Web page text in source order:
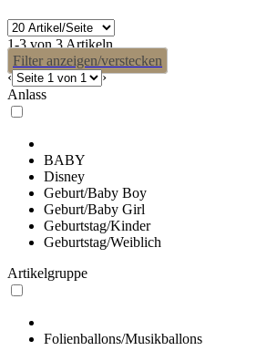
1-3 von 3 Artikeln
Filter anzeigen/verstecken
‹
›
Anlass
BABY
Disney
Geburt/Baby Boy
Geburt/Baby Girl
Geburtstag/Kinder
Geburtstag/Weiblich
Artikelgruppe
Folienballons/Musikballons